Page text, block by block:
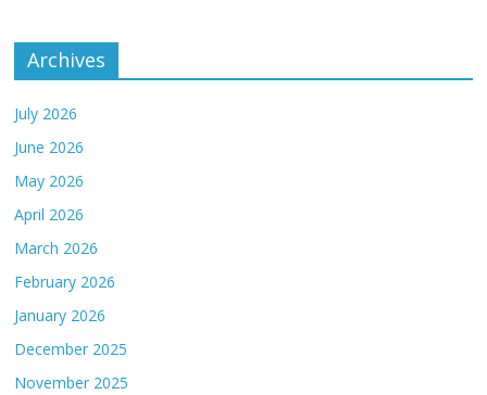
Archives
July 2026
June 2026
May 2026
April 2026
March 2026
February 2026
January 2026
December 2025
November 2025